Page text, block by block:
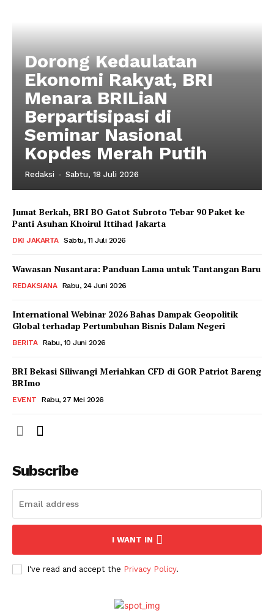
Dorong Kedaulatan
Ekonomi Rakyat, BRI
Menara BRILiaN
Berpartisipasi di
Seminar Nasional
Kopdes Merah Putih
Redaksi - Sabtu, 18 Juli 2026
Jumat Berkah, BRI BO Gatot Subroto Tebar 90 Paket ke
Panti Asuhan Khoirul Ittihad Jakarta
DKI JAKARTA Sabtu, 11 Juli 2026
Wawasan Nusantara: Panduan Lama untuk Tantangan Baru
REDAKSIANA Rabu, 24 Juni 2026
International Webinar 2026 Bahas Dampak Geopolitik
Global terhadap Pertumbuhan Bisnis Dalam Negeri
BERITA Rabu, 10 Juni 2026
BRI Bekasi Siliwangi Meriahkan CFD di GOR Patriot Bareng
BRImo
EVENT Rabu, 27 Mei 2026
Subscribe
I WANT IN
I've read and accept the Privacy Policy.